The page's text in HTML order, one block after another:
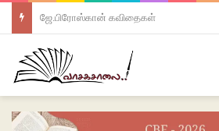
ஜே.பிரோஸ்கான் கவிதைகள்